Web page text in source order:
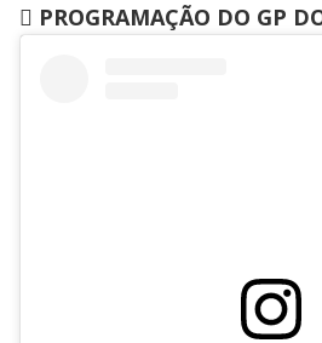
 PROGRAMAÇÃO DO GP